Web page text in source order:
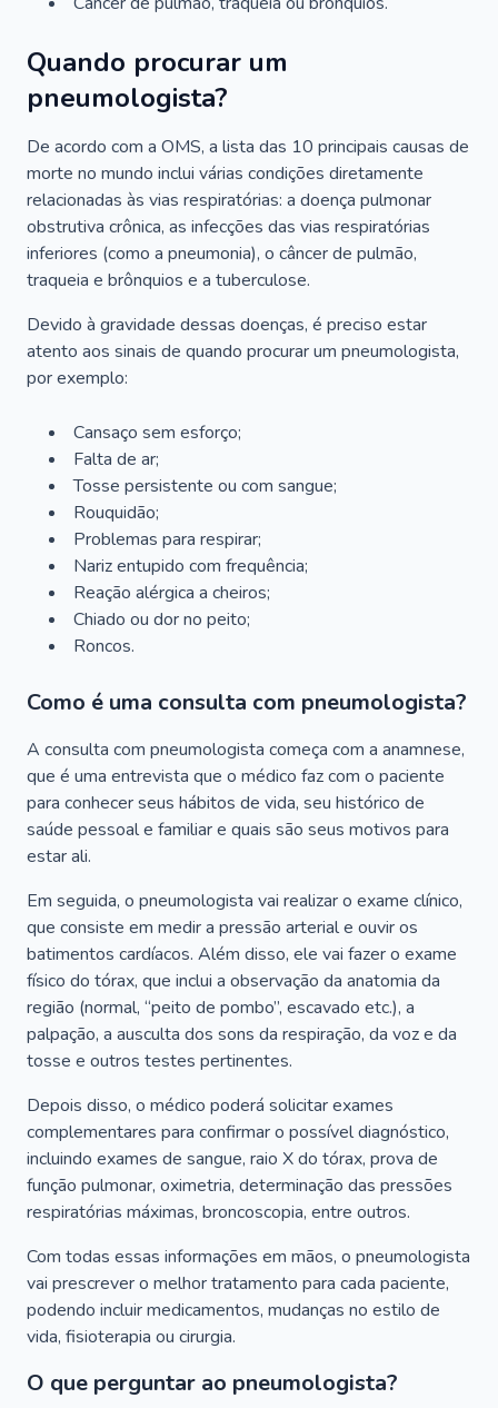
Quando procurar um
pneumologista?
De acordo com a OMS, a lista das 10 principais causas de
morte no mundo inclui várias condições diretamente
relacionadas às vias respiratórias: a doença pulmonar
obstrutiva crônica, as infecções das vias respiratórias
inferiores (como a pneumonia), o câncer de pulmão,
traqueia e brônquios e a tuberculose.
Devido à gravidade dessas doenças, é preciso estar
atento aos sinais de quando procurar um pneumologista,
por exemplo:
Cansaço sem esforço;
Falta de ar;
Tosse persistente ou com sangue;
Rouquidão;
Problemas para respirar;
Nariz entupido com frequência;
Reação alérgica a cheiros;
Chiado ou dor no peito;
Roncos.
Como é uma consulta com pneumologista?
A consulta com pneumologista começa com a anamnese,
que é uma entrevista que o médico faz com o paciente
para conhecer seus hábitos de vida, seu histórico de
saúde pessoal e familiar e quais são seus motivos para
estar ali.
Em seguida, o pneumologista vai realizar o exame clínico,
que consiste em medir a pressão arterial e ouvir os
batimentos cardíacos. Além disso, ele vai fazer o exame
físico do tórax, que inclui a observação da anatomia da
região (normal, “peito de pombo”, escavado etc.), a
palpação, a ausculta dos sons da respiração, da voz e da
tosse e outros testes pertinentes.
Depois disso, o médico poderá solicitar exames
complementares para confirmar o possível diagnóstico,
incluindo exames de sangue, raio X do tórax, prova de
função pulmonar, oximetria, determinação das pressões
respiratórias máximas, broncoscopia, entre outros.
Com todas essas informações em mãos, o pneumologista
vai prescrever o melhor tratamento para cada paciente,
podendo incluir medicamentos, mudanças no estilo de
vida, fisioterapia ou cirurgia.
O que perguntar ao pneumologista?